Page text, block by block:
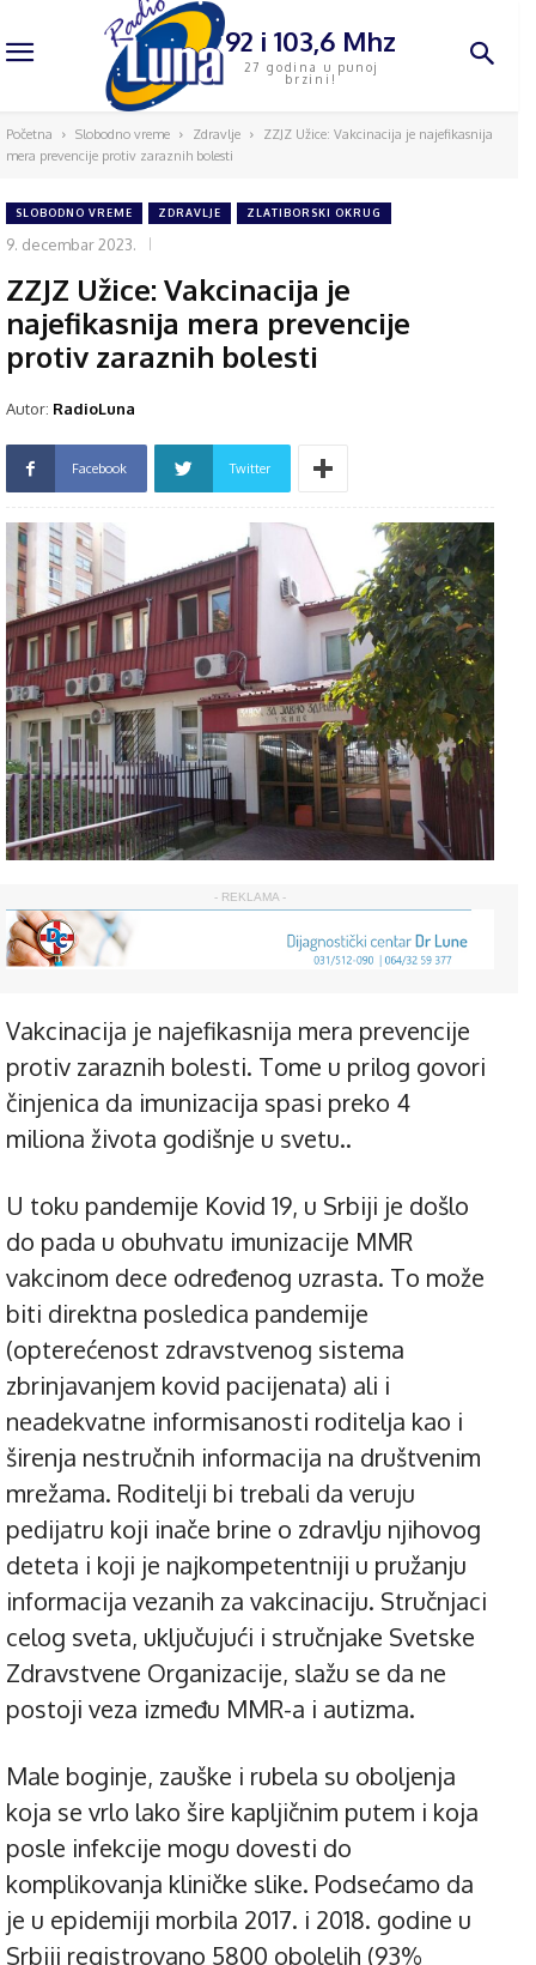
92 i 103,6 Mhz
27 godina u punoj
brzini!
Početna Slobodno vreme Zdravlje
ZZJZ Užice: Vakcinacija je najefikasnija
mera prevencije protiv zaraznih bolesti
SLOBODNO VREME ZDRAVLJE ZLATIBORSKI OKRUG
9. decembar 2023.
ZZJZ Užice: Vakcinacija je
najefikasnija mera prevencije
protiv zaraznih bolesti
Autor: RadioLuna
Facebook Twitter
- REKLAMA -
Vakcinacija je najefikasnija mera prevencije
protiv zaraznih bolesti. Tome u prilog govori
činjenica da imunizacija spasi preko 4
miliona života godišnje u svetu..
U toku pandemije Kovid 19, u Srbiji je došlo
do pada u obuhvatu imunizacije MMR
vakcinom dece određenog uzrasta. To može
biti direktna posledica pandemije
(opterećenost zdravstvenog sistema
zbrinjavanjem kovid pacijenata) ali i
neadekvatne informisanosti roditelja kao i
širenja nestručnih informacija na društvenim
mrežama. Roditelji bi trebali da veruju
pedijatru koji inače brine o zdravlju njihovog
deteta i koji je najkompetentniji u pružanju
informacija vezanih za vakcinaciju. Stručnjaci
celog sveta, uključujući i stručnjake Svetske
Zdravstvene Organizacije, slažu se da ne
postoji veza između MMR-a i autizma.
Male boginje, zauške i rubela su oboljenja
koja se vrlo lako šire kapljičnim putem i koja
posle infekcije mogu dovesti do
komplikovanja kliničke slike. Podsećamo da
je u epidemiji morbila 2017. i 2018. godine u
Srbiji registrovano 5800 obolelih (93%